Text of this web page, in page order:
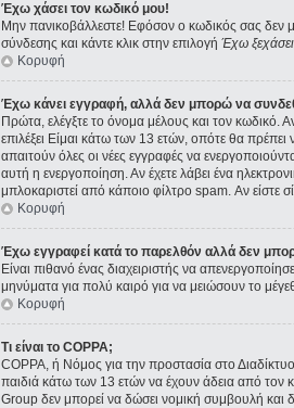
Έχω χάσει τον κωδικό μου!
Μην πανικοβάλλεστε! Εφόσον ο κωδικός σας δεν
σύνδεσης και κάντε κλικ στην επιλογήΈχω
Κορυφή
Έχω κάνει εγγραφή, αλλά δεν μπορώ να
Πρώτα, ελέγξτε το όνομα μέλους και τον κωδικό.
επιλέξει Είμαι κάτω των 13 ετών, οπότε θα
απαιτούν όλες οι νέες εγγραφές να
αυτή η ενεργοποίηση. Αν έχετε λάβει ένα
μπλοκαριστεί από κάποιο φίλτρο spam. Αν είστε
Κορυφή
Έχω εγγραφεί κατά το παρελθόν αλλά δεν
Είναι πιθανό ένας διαχειριστής να
μηνύματα για πολύ καιρό για να μειώσουν το
Κορυφή
Τι είναι το COPPA;
COPPA, ή Νόμος για την προστασία στο
παιδιά κάτω των 13 ετών να έχουν άδεια από
Group δεν μπορεί να δώσει νομική συμβουλή και